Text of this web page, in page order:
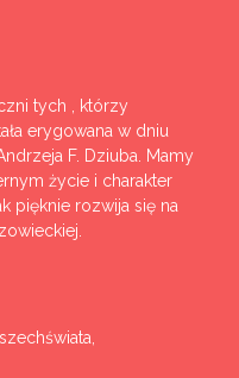
tych , którzy
erygowana w dniu
F. Dziuba. Mamy
życie i charakter
pięknie rozwija się na